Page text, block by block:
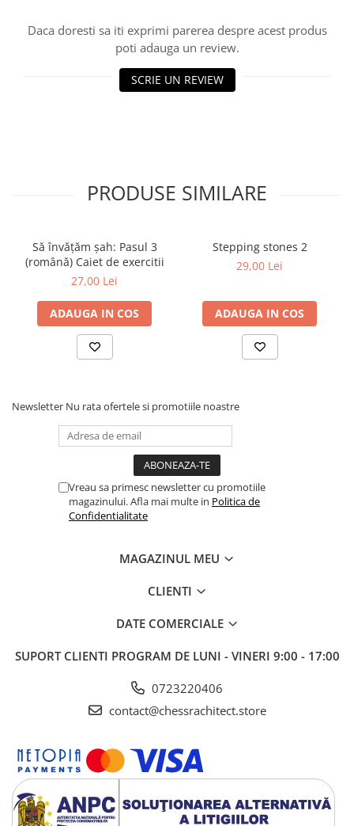
Step 2
Produse Digitale
Conținut Video
Faza 1
Universul Chess Architect
Kit Chess Architect
Antrenamente Șahiste
Pachete ChessArchitect
Daca doresti sa iti exprimi parerea despre acest produs
poti adauga un review.
SCRIE UN REVIEW
PRODUSE SIMILARE
Să învățăm șah: Pasul 3
(română) Caiet de exercitii
27,00 Lei
ADAUGA IN COS
Stepping stones 2
29,00 Lei
ADAUGA IN COS
Newsletter Nu rata ofertele si promotiile noastre
Vreau sa primesc newsletter cu promotiile
magazinului. Afla mai multe in Politica de
Confidentialitate
MAGAZINUL MEU
CLIENTI
DATE COMERCIALE
SUPORT CLIENTI PROGRAM DE LUNI - VINERI 9:00 - 17:00
0723220406
contact@chessrachitect.store